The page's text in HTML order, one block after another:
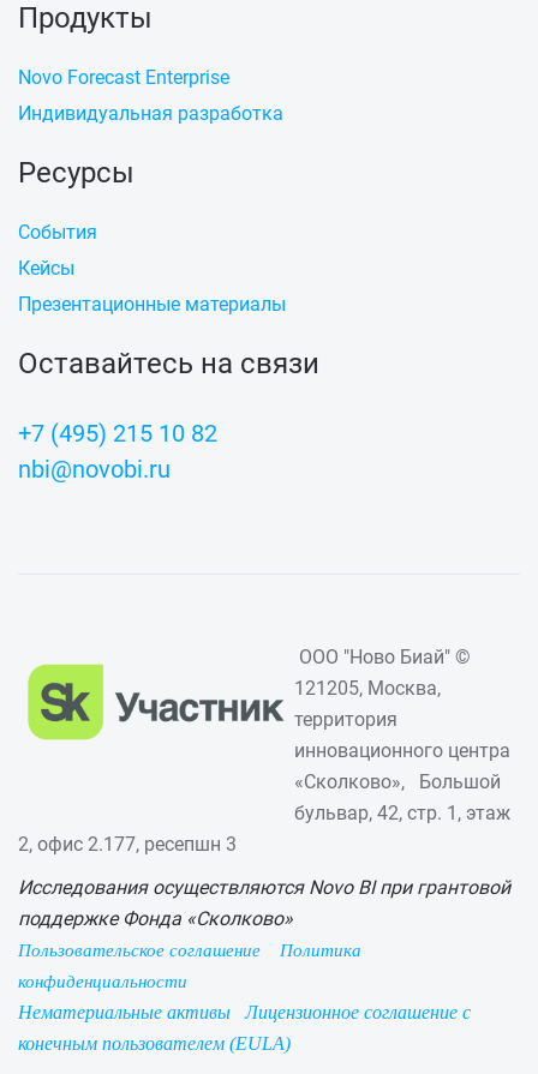
Продукты
Novo Forecast Enterprise
Индивидуальная разработка
Ресурсы
События
Кейсы
Презентационные материалы
Оставайтесь на связи
+7 (495) 215 10 82
nbi@novobi.ru
ООО "Ново Биай" ©
121205, Москва,
территория
инновационного центра
«Сколково», Большой
бульвар, 42, стр. 1, этаж
2, офис 2.177, ресепшн 3
Исследования осуществляются Novo BI при грантовой
поддержке Фонда «Сколково»
Пользовательское соглашение
Политика
конфиденциальности
Нематериальные активы
Лицензионное соглашение с
конечным пользователем (EULA)